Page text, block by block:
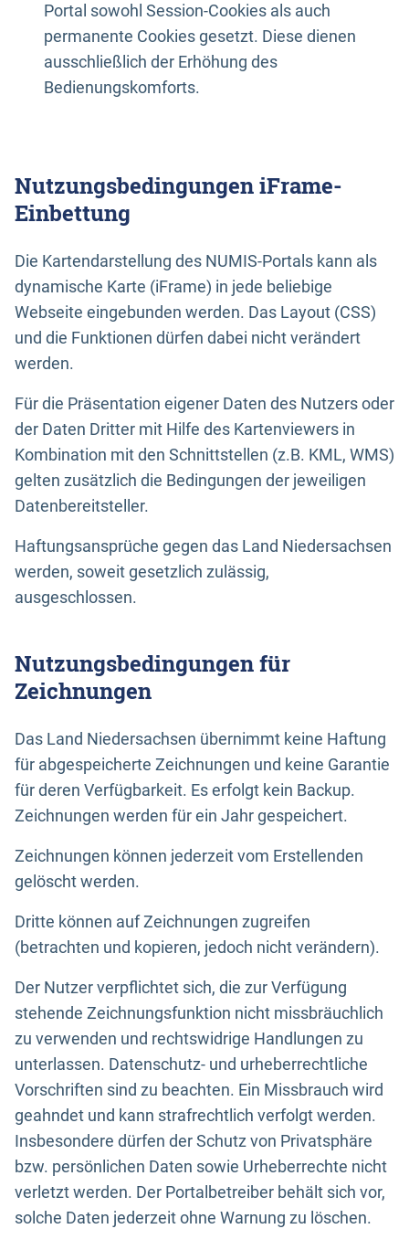
Portal sowohl Session-Cookies als auch
permanente Cookies gesetzt. Diese dienen
ausschließlich der Erhöhung des
Bedienungskomforts.
Nutzungsbedingungen iFrame-
Einbettung
Die Kartendarstellung des NUMIS-Portals kann als
dynamische Karte (iFrame) in jede beliebige
Webseite eingebunden werden. Das Layout (CSS)
und die Funktionen dürfen dabei nicht verändert
werden.
Für die Präsentation eigener Daten des Nutzers oder
der Daten Dritter mit Hilfe des Kartenviewers in
Kombination mit den Schnittstellen (z.B. KML, WMS)
gelten zusätzlich die Bedingungen der jeweiligen
Datenbereitsteller.
Haftungsansprüche gegen das Land Niedersachsen
werden, soweit gesetzlich zulässig,
ausgeschlossen.
Nutzungsbedingungen für
Zeichnungen
Das Land Niedersachsen übernimmt keine Haftung
für abgespeicherte Zeichnungen und keine Garantie
für deren Verfügbarkeit. Es erfolgt kein Backup.
Zeichnungen werden für ein Jahr gespeichert.
Zeichnungen können jederzeit vom Erstellenden
gelöscht werden.
Dritte können auf Zeichnungen zugreifen
(betrachten und kopieren, jedoch nicht verändern).
Der Nutzer verpflichtet sich, die zur Verfügung
stehende Zeichnungsfunktion nicht missbräuchlich
zu verwenden und rechtswidrige Handlungen zu
unterlassen. Datenschutz- und urheberrechtliche
Vorschriften sind zu beachten. Ein Missbrauch wird
geahndet und kann strafrechtlich verfolgt werden.
Insbesondere dürfen der Schutz von Privatsphäre
bzw. persönlichen Daten sowie Urheberrechte nicht
verletzt werden. Der Portalbetreiber behält sich vor,
solche Daten jederzeit ohne Warnung zu löschen.